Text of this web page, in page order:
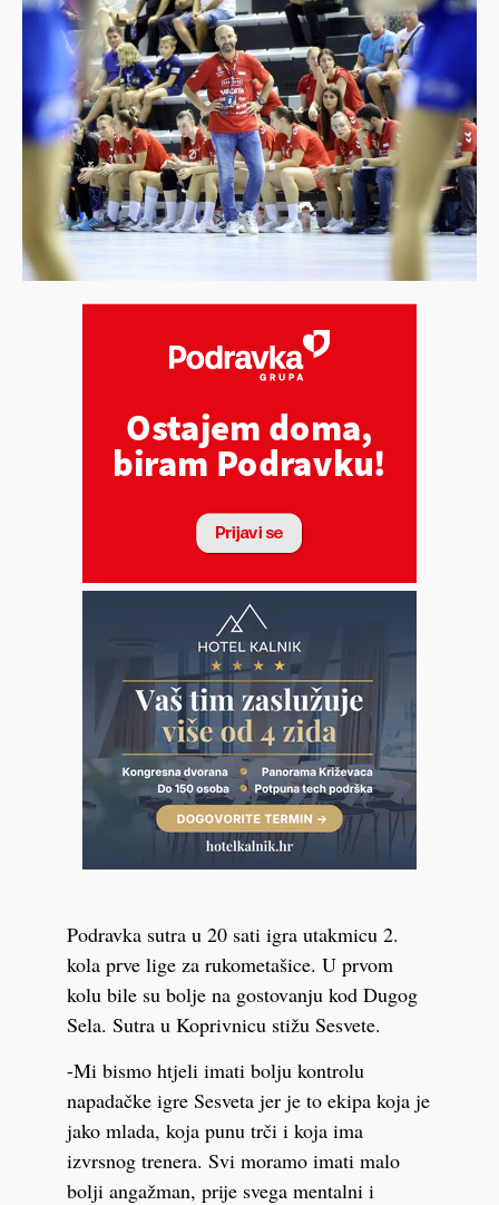
Podravka sutra u 20 sati igra utakmicu 2.
kola prve lige za rukometašice. U prvom
kolu bile su bolje na gostovanju kod Dugog
Sela. Sutra u Koprivnicu stižu Sesvete.
-Mi bismo htjeli imati bolju kontrolu
napadačke igre Sesveta jer je to ekipa koja je
jako mlada, koja punu trči i koja ima
izvrsnog trenera. Svi moramo imati malo
bolji angažman, prije svega mentalni i